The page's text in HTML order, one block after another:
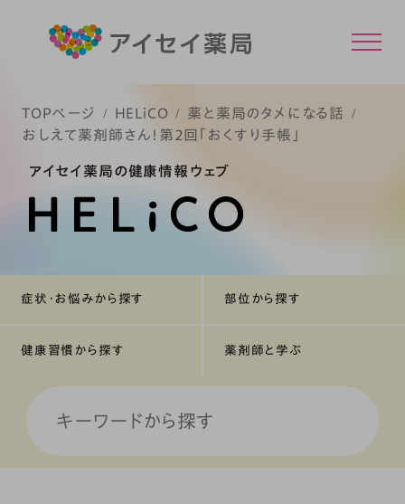
TOPページ HELiCO
薬と薬局のタメになる話
おしえて薬剤師さん！第2回「おくすり手帳」
アイセイ薬局の健康情報ウェブ
症状・お悩みから探す 部位から探す
健康習慣から探す 薬剤師と学ぶ